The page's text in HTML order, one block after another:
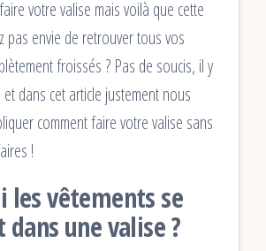
votre valise mais voilà que cette
pas envie de retrouver tous vos
froissés ? Pas de soucis, il y
dans cet article justement nous
comment faire votre valise sans
!
les vêtements se
une valise ?